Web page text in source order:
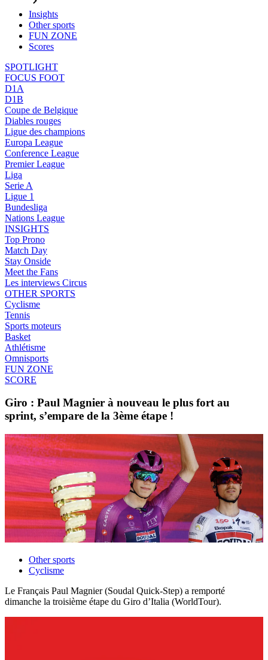
Insights
Other sports
FUN ZONE
Scores
SPOTLIGHT
FOCUS FOOT
D1A
D1B
Coupe de Belgique
Diables rouges
Ligue des champions
Europa League
Conference League
Premier League
Liga
Serie A
Ligue 1
Bundesliga
Nations League
INSIGHTS
Top Prono
Match Day
Stay Onside
Meet the Fans
Les interviews Circus
OTHER SPORTS
Cyclisme
Tennis
Sports moteurs
Basket
Athlétisme
Omnisports
FUN ZONE
SCORE
Giro : Paul Magnier à nouveau le plus fort au
sprint, s’empare de la 3ème étape !
Other sports
Cyclisme
Le Français Paul Magnier (Soudal Quick-Step) a remporté
dimanche la troisième étape du Giro d’Italia (WorldTour).